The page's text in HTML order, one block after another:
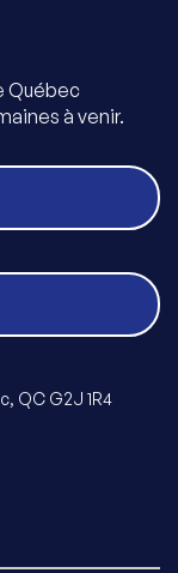
Québec
à venir.
QC G2J 1R4